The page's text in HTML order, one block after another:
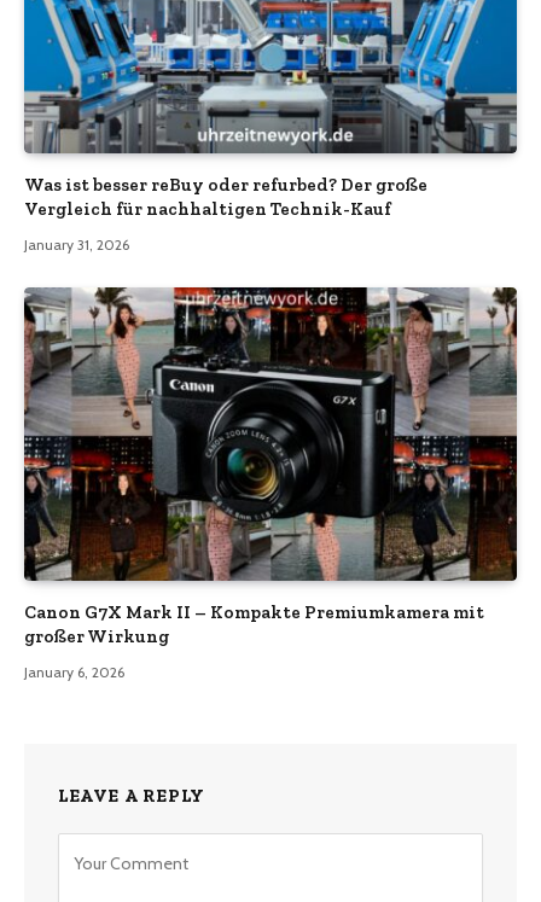
Was ist besser reBuy oder refurbed? Der große
Vergleich für nachhaltigen Technik-Kauf
January 31, 2026
Canon G7X Mark II – Kompakte Premiumkamera mit
großer Wirkung
January 6, 2026
LEAVE A REPLY